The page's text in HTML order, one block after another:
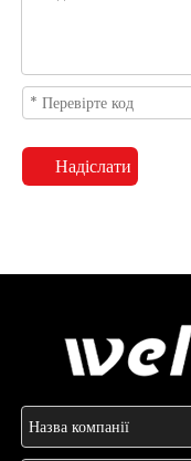
Надіслати